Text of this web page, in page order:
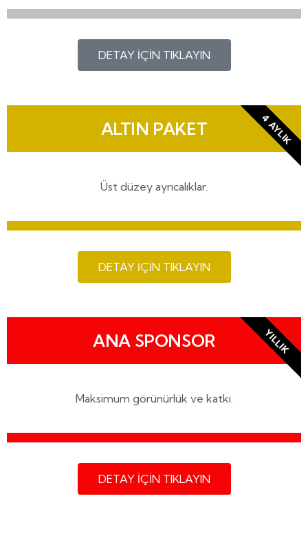
DETAY İÇİN TIKLAYIN
ALTIN PAKET
Üst düzey ayrıcalıklar.
DETAY İÇİN TIKLAYIN
4 AYLIK
ANA SPONSOR
Maksimum görünürlük ve katkı.
DETAY İÇİN TIKLAYIN
YILLIK